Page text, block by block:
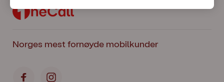
Facebook
Norges mest fornøyde mobilkunder